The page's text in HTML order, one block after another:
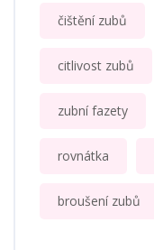
čištění zubů
citlivost zubů
zubní fazety
rovnátka
broušení zubů